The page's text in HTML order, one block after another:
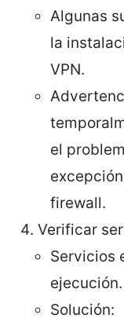
Algunas
la
VPN.
el
firewall.
Verificar
Servicios
ejecución.
Solución: